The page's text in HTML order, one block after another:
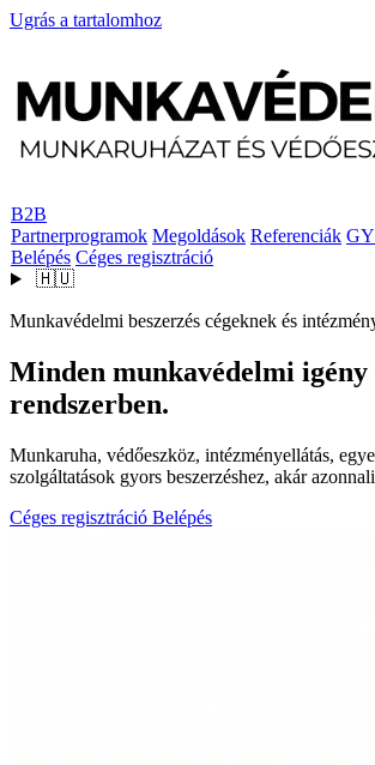
Ugrás a tartalomhoz
B2B
Partnerprogramok Megoldások Referenciák
Belépés Céges regisztráció
🇭🇺
Munkavédelmi beszerzés cégeknek és
Minden munkavédelmi igény
rendszerben.
Munkaruha, védőeszköz, intézményellátás,
szolgáltatások gyors beszerzéshez, akár
Céges regisztráció Belépés